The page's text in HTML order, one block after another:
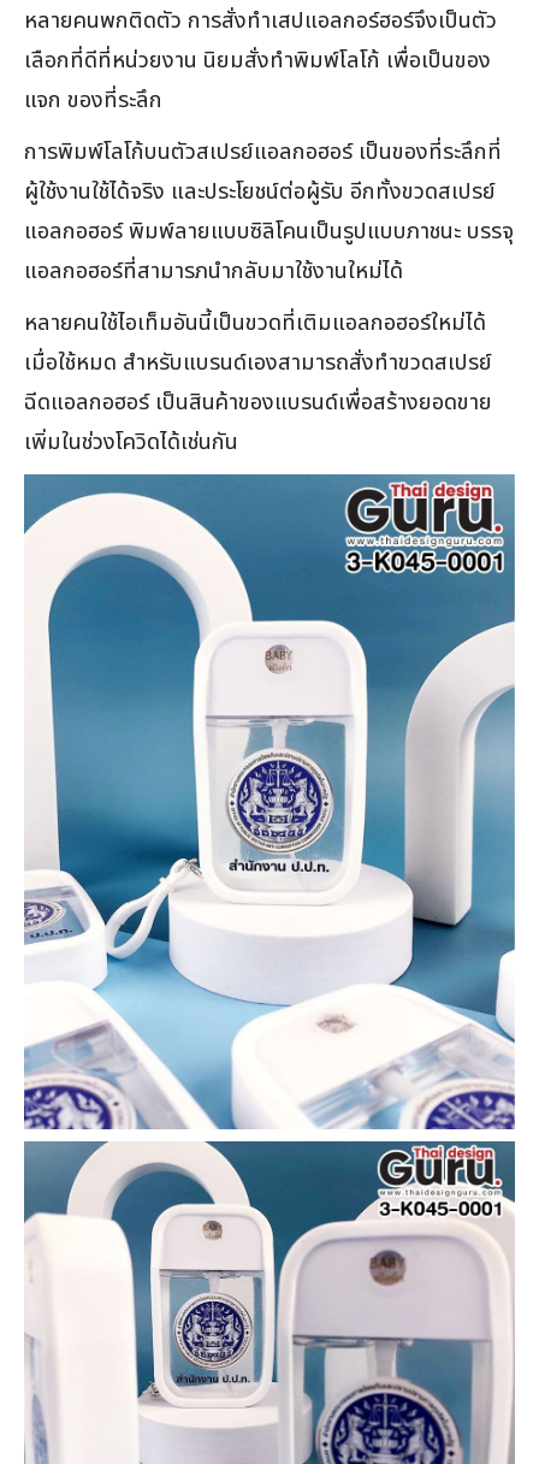
หลายคนพกติดตัว การสั่งทำเสปแอลกอร์ฮอร์จึงเป็นตัว
เลือกที่ดีที่หน่วยงาน นิยมสั่งทำพิมพ์โลโก้ เพื่อเป็นของ
แจก ของที่ระลึก
การพิมพ์โลโก้บนตัวสเปรย์แอลกอฮอร์ เป็นของที่ระลึกที่
ผู้ใช้งานใช้ได้จริง และประโยชน์ต่อผู้รับ อีกทั้งขวดสเปรย์
แอลกอฮอร์ พิมพ์ลายแบบซิลิโคนเป็นรูปแบบภาชนะ บรรจุ
แอลกอฮอร์ที่สามารภนำกลับมาใช้งานใหม่ได้
หลายคนใช้ไอเท็มอันนี้เป็นขวดที่เติมแอลกอฮอร์ใหม่ได้
เมื่อใช้หมด สำหรับแบรนด์เองสามารถสั่งทำขวดสเปรย์
ฉีดแอลกอฮอร์ เป็นสินค้าของแบรนด์เพื่อสร้างยอดขาย
เพิ่มในช่วงโควิดได้เช่นกัน